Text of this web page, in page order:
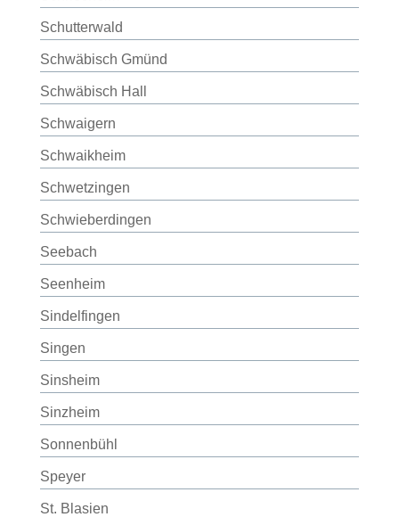
Schutterwald
Schwäbisch Gmünd
Schwäbisch Hall
Schwaigern
Schwaikheim
Schwetzingen
Schwieberdingen
Seebach
Seenheim
Sindelfingen
Singen
Sinsheim
Sinzheim
Sonnenbühl
Speyer
St. Blasien